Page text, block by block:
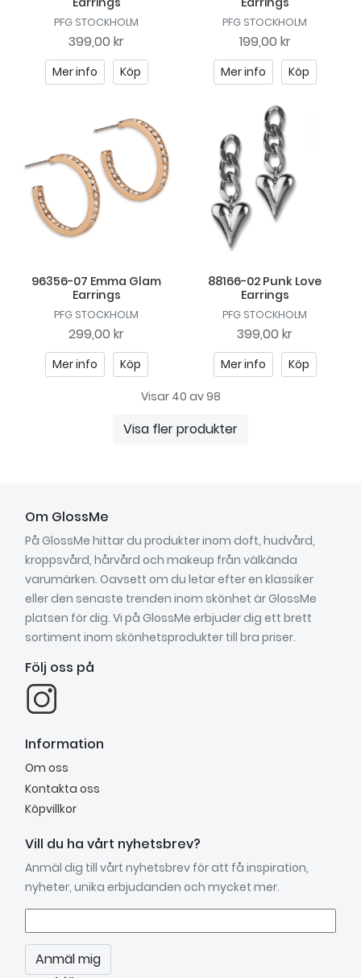
PFG STOCKHOLM
399,00 kr
Mer info Köp
PFG STOCKHOLM
199,00 kr
Mer info Köp
96356-07 Emma Glam
Earrings
PFG STOCKHOLM
299,00 kr
Mer info Köp
88166-02 Punk Love
Earrings
PFG STOCKHOLM
399,00 kr
Mer info
Köp
Visar 40 av 98
Visa fler produkter
Om GlossMe
På GlossMe hittar du produkter inom doft, hudvård,
kroppsvård, hårvård och makeup från välkända
varumärken. Oavsett om du letar efter en klassiker
eller den senaste trenden inom skönhet är GlossMe
platsen för dig. Vi på GlossMe erbjuder dig ett brett
sortiment inom skönhetsprodukter till bra priser.
Följ oss på
Information
Om oss
Kontakta oss
Köpvillkor
Vill du ha vårt nyhetsbrev?
Anmäl dig till vårt nyhetsbrev för att få inspiration,
nyheter, unika erbjudanden och mycket mer.
Anmäl mig